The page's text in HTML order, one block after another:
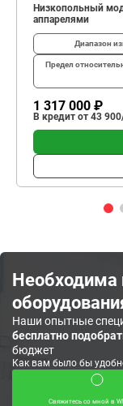
Низкопольный
аппарелями
Диапазон
Предел
1 317 000 ₽
В кредит от 43
Необходима
Наши опытные
бесплатно
бюджет
Как вам было бы
Свяжитесь со мной в